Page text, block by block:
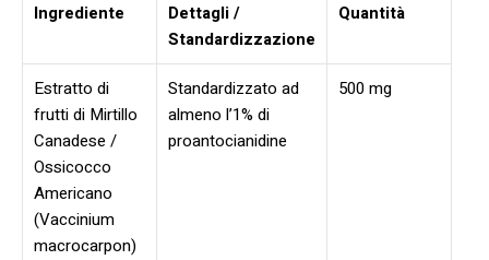
Ingrediente
Dettagli /
Standardizzazione
Quantità
Estratto di
frutti di Mirtillo
Canadese /
Ossicocco
Americano
(Vaccinium
macrocarpon)
Standardizzato ad
almeno l’1% di
proantocianidine
500 mg